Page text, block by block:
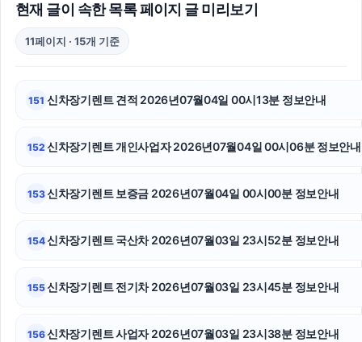
서대문하수구막힘
항암요양병원
의정부이혼전문변호사
부산휴대폰성지
강아지보호소
현재 글이 속한 목록 페이지 글 미리보기
11페이지 · 15개 기준
151 신차장기렌트 견적 2026년07월04일 00시13분 정보안내
152 신차장기렌트 개인사업자 2026년07월04일 00시06분 정보안내
153신차장기렌트 보증금 2026년07월04일 00시00분 정보안내
154신차장기렌트 국산차 2026년07월03일 23시52분 정보안내
155신차장기렌트 전기차 2026년07월03일 23시45분 정보안내
156신차장기렌트 사업자 2026년07월03일 23시38분 정보안내